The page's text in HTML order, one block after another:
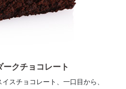
クチョコレート
スチョコレート、一口目から、